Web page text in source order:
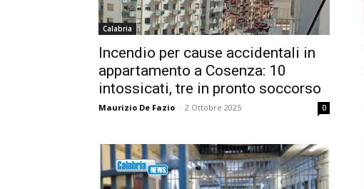
Calabria
Incendio per cause accidentali in
appartamento a Cosenza: 10
intossicati, tre in pronto soccorso
Maurizio De Fazio - 2 Ottobre 2025 0